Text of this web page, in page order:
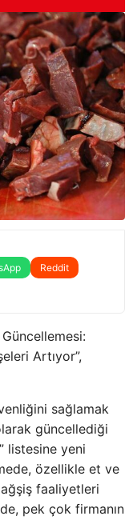
Reddit
Artıyor”,
sağlamak
güncellediği
listesine yeni
özellikle et ve
faaliyetleri
pek çok firmanın